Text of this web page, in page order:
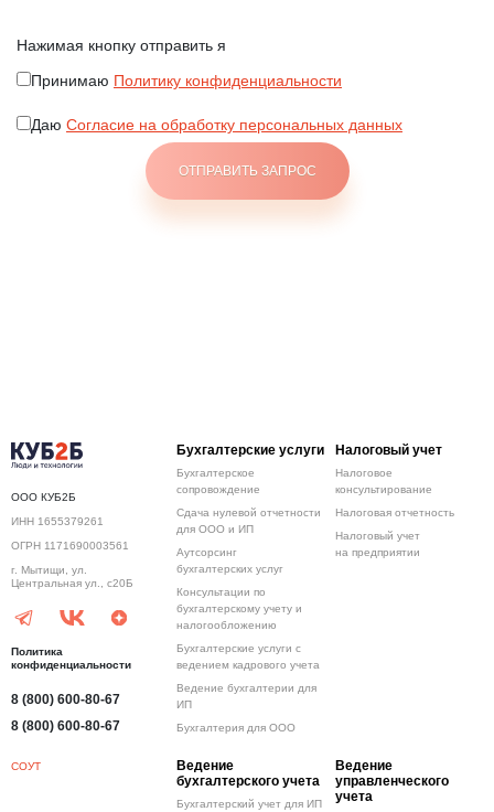
Нажимая кнопку отправить я
Принимаю Политику конфиденциальности
Даю Согласие на обработку персональных данных
ООО КУБ2Б
ИНН 1655379261
ОГРН 1171690003561
г. Мытищи, ул.
Центральная ул., с20Б
Политика
конфиденциальности
8 (800) 600-80-67
8 (800) 600-80-67
СОУТ
Бухгалтерские услуги
Бухгалтерское
сопровождение
Сдача нулевой отчетности
для ООО и ИП
Аутсорсинг
бухгалтерских услуг
Консультации по
бухгалтерскому учету и
налогообложению
Бухгалтерские услуги с
ведением кадрового учета
Ведение бухгалтерии для
ИП
Бухгалтерия для ООО
Налоговый учет
Налоговое
консультирование
Налоговая отчетность
Налоговый учет
на предприятии
Ведение
бухгалтерского учета
Бухгалтерский учет для ИП
Ведение
управленческого
учета